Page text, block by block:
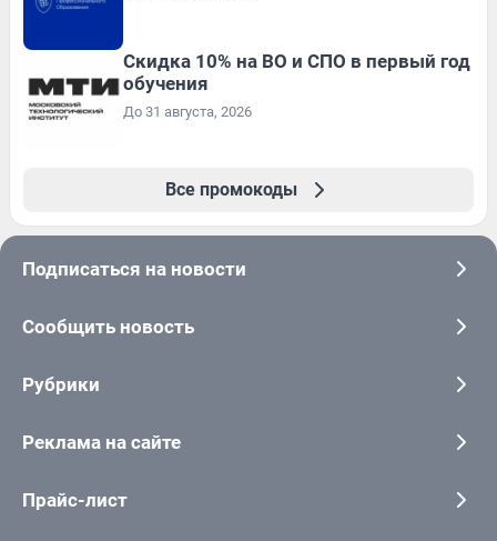
Скидка 10% на ВО и СПО в первый год
обучения
До 31 августа, 2026
Все промокоды
Подписаться на новости
Сообщить новость
Рубрики
Реклама на сайте
Прайс-лист